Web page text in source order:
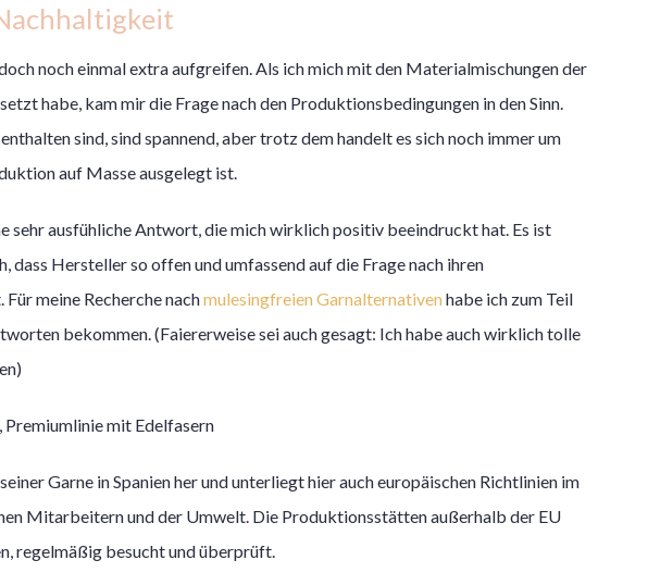
noch einmal extra aufgreifen. Als ich mich mit den Materialmischungen der
habe, kam mir die Frage nach den Produktionsbedingungen in den Sinn.
sind, sind spannend, aber trotz dem handelt es sich noch immer um
auf Masse ausgelegt ist.
sehr ausfühliche Antwort, die mich wirklich positiv beeindruckt hat. Es ist
dass Hersteller so offen und umfassend auf die Frage nach ihren
meine Recherche nachmulesingfreien Garnalternativen habe ich zum Teil
bekommen. (Faiererweise sei auch gesagt: Ich habe auch wirklich tolle
Garne in Spanien her und unterliegt hier auch europäischen Richtlinien im
Mitarbeitern und der Umwelt. Die Produktionsstätten außerhalb der EU
regelmäßig besucht und überprüft.